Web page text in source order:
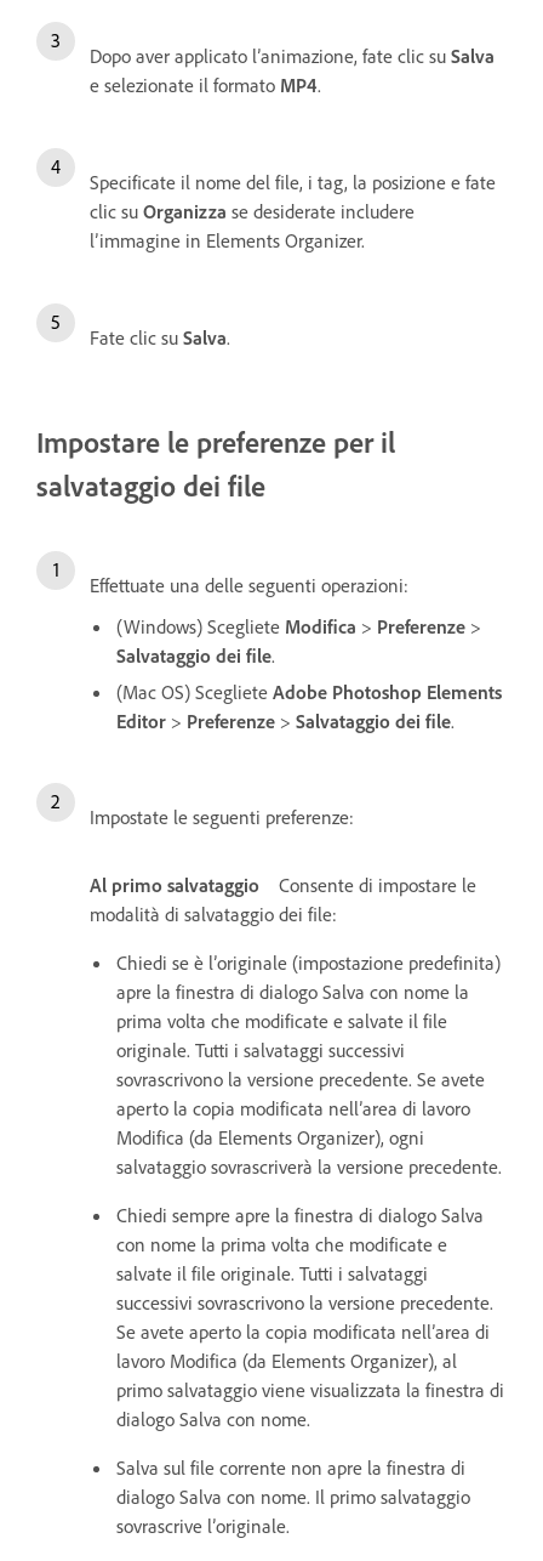
Dopo aver applicato l’animazione, fate clic su Salva
e selezionate il formato MP4.
Specificate il nome del file, i tag, la posizione e fate
clic su Organizza se desiderate includere
l’immagine in Elements Organizer.
Fate clic su Salva.
Impostare le preferenze per il
salvataggio dei file
Effettuate una delle seguenti operazioni:
(Windows) Scegliete Modifica > Preferenze >
Salvataggio dei file.
(Mac OS) Scegliete Adobe Photoshop Elements
Editor > Preferenze > Salvataggio dei file.
Impostate le seguenti preferenze:
Al primo salvataggio
Consente di impostare le
modalità di salvataggio dei file:
Chiedi se è l’originale (impostazione predefinita)
apre la finestra di dialogo Salva con nome la
prima volta che modificate e salvate il file
originale. Tutti i salvataggi successivi
sovrascrivono la versione precedente. Se avete
aperto la copia modificata nell’area di lavoro
Modifica (da Elements Organizer), ogni
salvataggio sovrascriverà la versione precedente.
Chiedi sempre apre la finestra di dialogo Salva
con nome la prima volta che modificate e
salvate il file originale. Tutti i salvataggi
successivi sovrascrivono la versione precedente.
Se avete aperto la copia modificata nell’area di
lavoro Modifica (da Elements Organizer), al
primo salvataggio viene visualizzata la finestra di
dialogo Salva con nome.
Salva sul file corrente non apre la finestra di
dialogo Salva con nome. Il primo salvataggio
sovrascrive l’originale.